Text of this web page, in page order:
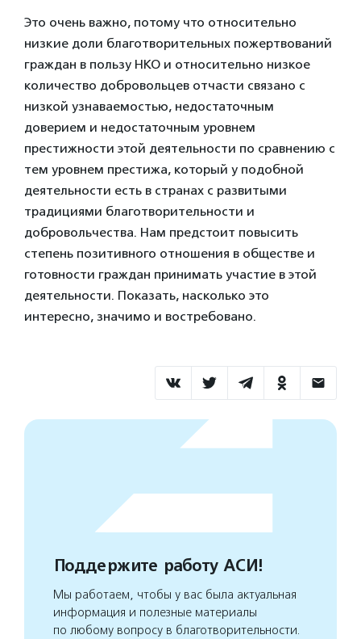
Это очень важно, потому что относительно
низкие доли благотворительных пожертвований
граждан в пользу НКО и относительно низкое
количество добровольцев отчасти связано с
низкой узнаваемостью, недостаточным
доверием и недостаточным уровнем
престижности этой деятельности по сравнению с
тем уровнем престижа, который у подобной
деятельности есть в странах с развитыми
традициями благотворительности и
добровольчества. Нам предстоит повысить
степень позитивного отношения в обществе и
готовности граждан принимать участие в этой
деятельности. Показать, насколько это
интересно, значимо и востребовано.
Поддержите работу АСИ!
Мы работаем, чтобы у вас была актуальная
информация и полезные материалы
по любому вопросу в благотворительности.